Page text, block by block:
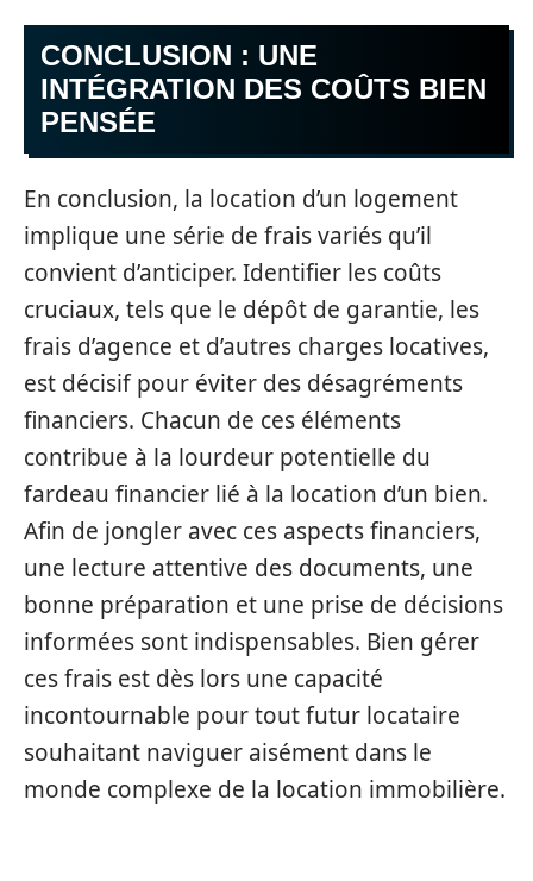
CONCLUSION : UNE
INTÉGRATION DES COÛTS BIEN
PENSÉE
En conclusion, la location d’un logement
implique une série de frais variés qu’il
convient d’anticiper. Identifier les coûts
cruciaux, tels que le dépôt de garantie, les
frais d’agence et d’autres charges locatives,
est décisif pour éviter des désagréments
financiers. Chacun de ces éléments
contribue à la lourdeur potentielle du
fardeau financier lié à la location d’un bien.
Afin de jongler avec ces aspects financiers,
une lecture attentive des documents, une
bonne préparation et une prise de décisions
informées sont indispensables. Bien gérer
ces frais est dès lors une capacité
incontournable pour tout futur locataire
souhaitant naviguer aisément dans le
monde complexe de la location immobilière.